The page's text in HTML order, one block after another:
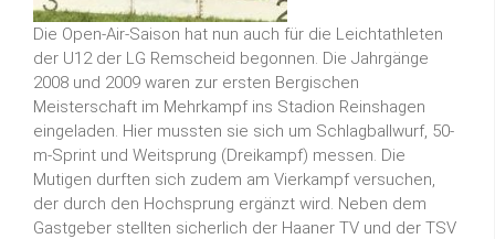
Die Open-Air-Saison hat nun auch für die Leichtathleten
der U12 der LG Remscheid begonnen. Die Jahrgänge
2008 und 2009 waren zur ersten Bergischen
Meisterschaft im Mehrkampf ins Stadion Reinshagen
eingeladen. Hier mussten sie sich um Schlagballwurf, 50-
m-Sprint und Weitsprung (Dreikampf) messen. Die
Mutigen durften sich zudem am Vierkampf versuchen,
der durch den Hochsprung ergänzt wird. Neben dem
Gastgeber stellten sicherlich der Haaner TV und der TSV